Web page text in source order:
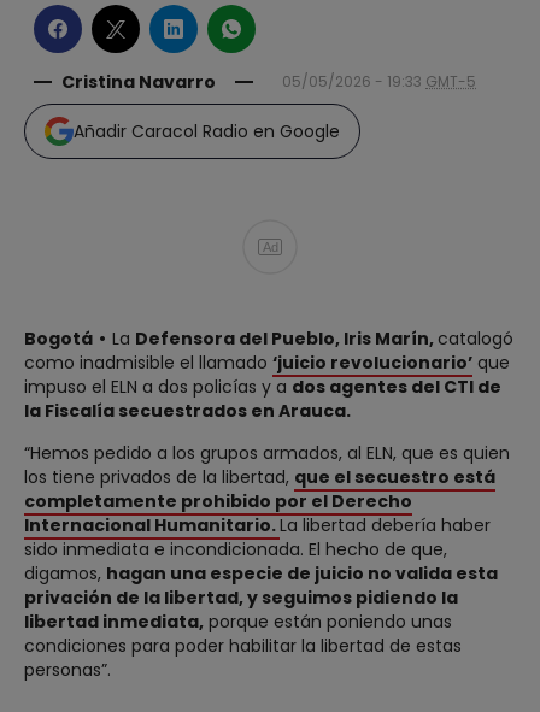
Cristina Navarro 05/05/2026 - 19:33 GMT-5
Añadir Caracol Radio en Google
Ad
Bogotá La Defensora del Pueblo, Iris Marín, catalogó
como inadmisible el llamado ‘juicio revolucionario’ que
impuso el ELN a dos policías y a dos agentes del CTI de
la Fiscalía secuestrados en Arauca.
“Hemos pedido a los grupos armados, al ELN, que es quien
los tiene privados de la libertad, que el secuestro está
completamente prohibido por el Derecho
Internacional Humanitario.La libertad debería haber
sido inmediata e incondicionada. El hecho de que,
digamos, hagan una especie de juicio no valida esta
privación de la libertad, y seguimos pidiendo la
libertad inmediata, porque están poniendo unas
condiciones para poder habilitar la libertad de estas
personas”.